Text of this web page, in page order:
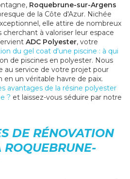
Roquebrune-sur-Argens
de la Côte d'Azur. Nichée
elle attire de nombreux
à valoriser leur espace
ADC Polyester, votre
du gel coat d'une piscine : à qui
de piscines en polyester. Nous
au service de votre projet pour
en un véritable havre de paix.
avantages de la résine polyester
? et laissez-vous séduire par notre
DE RÉNOVATION